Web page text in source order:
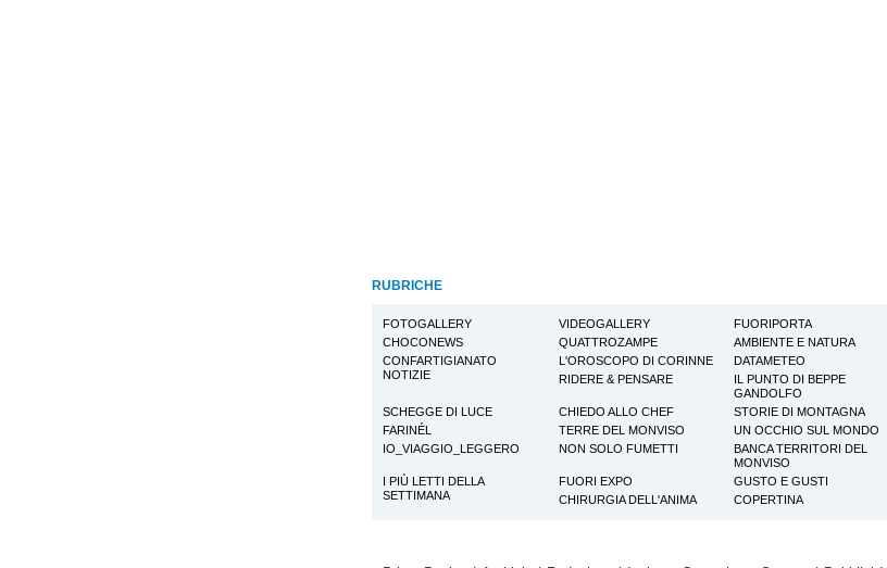
RUBRICHE
FOTOGALLERY VIDEOGALLERY
FUORIPORTA
CHOCONEWS
QUATTROZAMPE
AMBIENTE E NATURA
CONFARTIGIANATO
NOTIZIE
L'OROSCOPO DI CORINNE
DATAMETEO
RIDERE & PENSARE
IL PUNTO DI BEPPE
GANDOLFO
SCHEGGE DI LUCE
CHIEDO ALLO CHEF
STORIE DI MONTAGNA
FARINÉL
TERRE DEL MONVISO
UN OCCHIO SUL MONDO
IO_VIAGGIO_LEGGERO
NON SOLO FUMETTI
BANCA TERRITORI DEL
MONVISO
I PIÙ LETTI DELLA
SETTIMANA
FUORI EXPO
GUSTO E GUSTI
CHIRURGIA DELL'ANIMA
COPERTINA